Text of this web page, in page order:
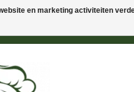
en marketing activiteiten